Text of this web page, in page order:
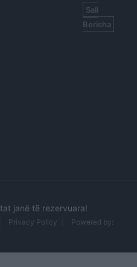
Sali
Berisha
janë të rezervuara!
Privacy Policy
Powered by: